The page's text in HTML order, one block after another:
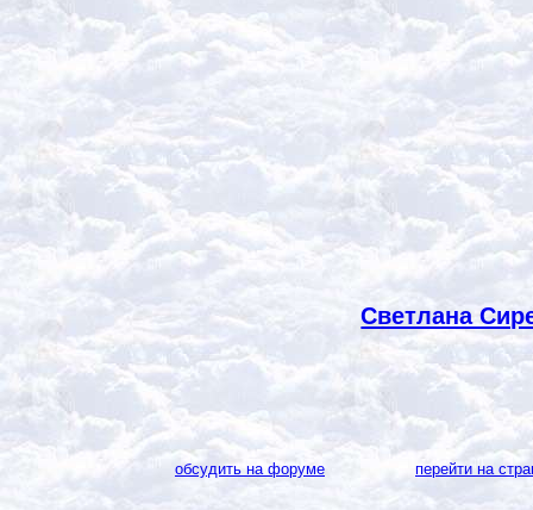
Светлана
обсудить на форуме перейти на